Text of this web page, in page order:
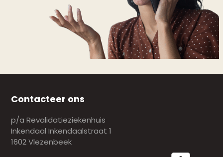
Contacteer ons
p/a Revalidatieziekenhuis
Inkendaal Inkendaalstraat 1
1602 Vlezenbeek